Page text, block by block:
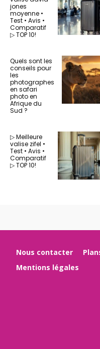
jones
moyenne •
Test • Avis •
Comparatif
▷ TOP 10!
Quels sont les
conseils pour
les
photographes
en safari
photo en
Afrique du
Sud ?
▷ Meilleure
valise zifel •
Test • Avis •
Comparatif
▷ TOP 10!
Nous contacter
Mentions légales